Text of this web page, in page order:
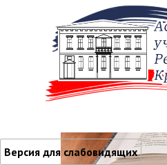
Версия для слабовидящих